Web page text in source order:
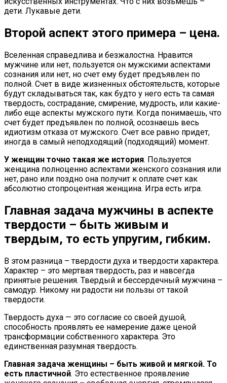
дети. Лукавые дети.
Второй аспект этого примера – цена.
Вселенная справедлива и безжалостна. Нравится
мужчине или нет, пользуется он мужскими аспектами
сознания или нет, но счет ему будет предъявлен по
полной. Счет в виде жизненных обстоятельств, которые
будут складываться так, как будто у него есть та самая
твердость, сострадание, смирение, мудрость, или какие-
либо еще аспекты мужского пути. Когда понимаешь, что
счет будет предъявлен по полной, осознаешь весь
идиотизм отказа от мужского. Счет все равно придет,
иногда в самый неподходящий (подходящий) момент.
У женщин точно такая же история. Пользуется
женщина полноценно аспектами женского сознания или
нет, рано или поздно она получит к оплате счет как
абсолютно стопроцентная женщина. Игра есть игра.
Главная задача мужчины в аспекте
твердости – быть живым и
твердым, то есть упругим, гибким.
В этом разница – твердости духа и твердости характера.
Характер – это мертвая твердость, раз и навсегда
принятые решения. Твердый и бессердечный мужчина –
самодур. Никому ни радости ни пользы от такой
твердости.
Твердость духа — это согласие со своей душой,
способность проявлять ее намерение даже ценой
трансформации собственного характера. Это
единственная разумная твердость.
Главная задача женщины – быть живой и мягкой. То
есть пластичной. Это естественное проявление